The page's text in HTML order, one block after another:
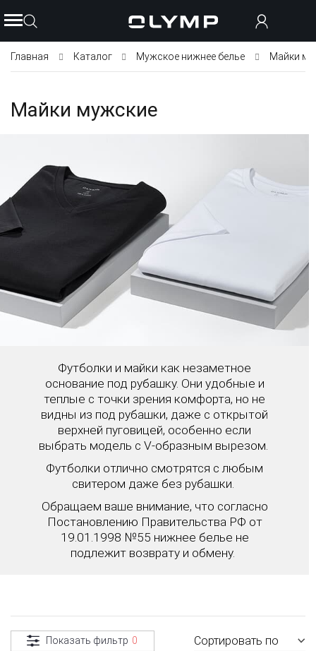
Главная Каталог Мужское нижнее белье Майки
Майки мужские
Футболки и майки как незаметное
основание под рубашку. Они удобные и
теплые с точки зрения комфорта, но не
видны из под рубашки, даже с открытой
верхней пуговицей, особенно если
выбрать модель с V-образным вырезом.
Футболки отлично смотрятся с любым
свитером даже без рубашки.
Обращаем ваше внимание, что согласно
Постановлению Правительства РФ от
19.01.1998 №55 нижнее белье не
подлежит возврату и обмену.
Показать фильтр 0 Сортировать по